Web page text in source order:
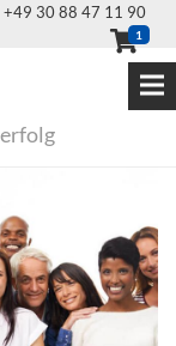
+49 30 88 47 11 90
1